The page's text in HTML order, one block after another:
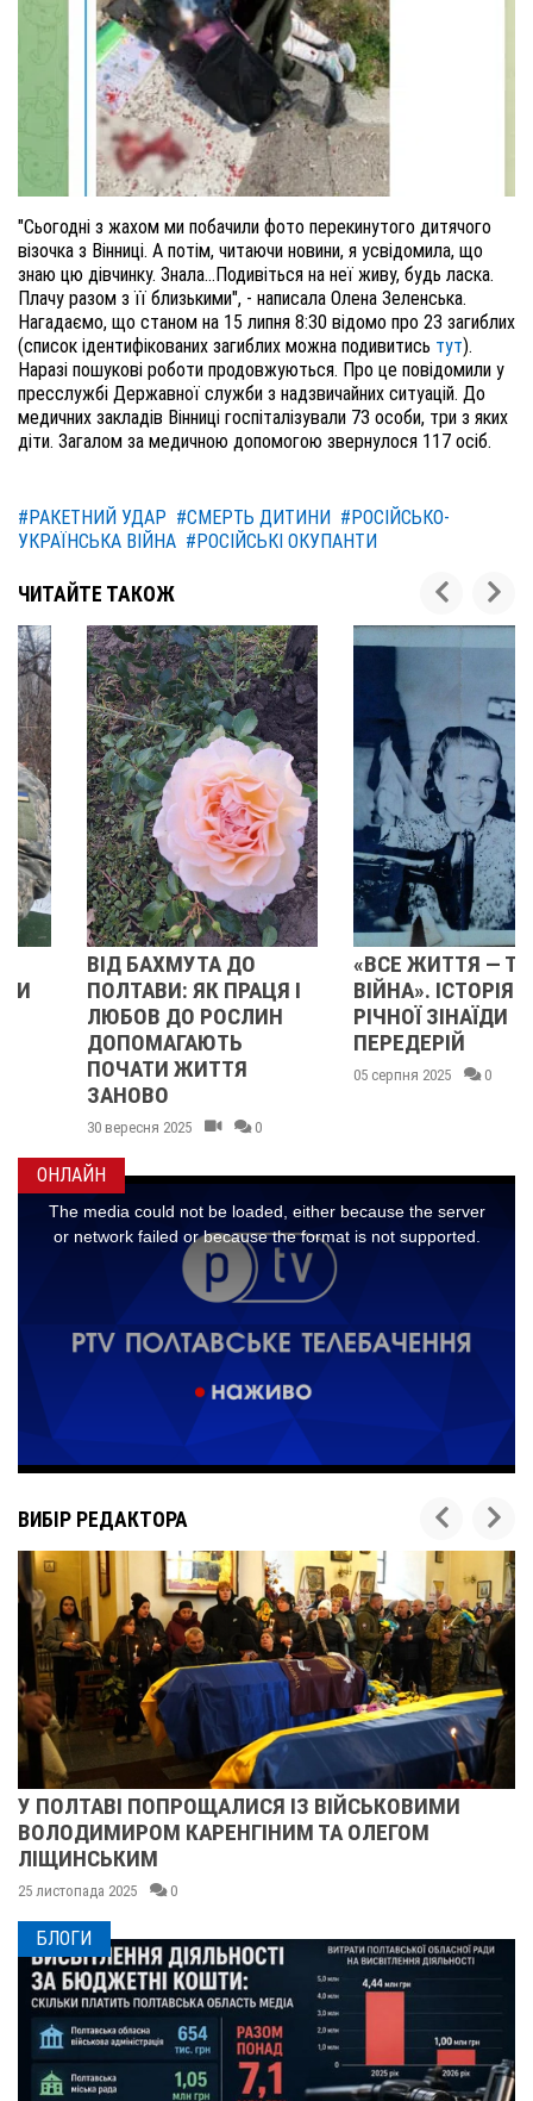
"Сьогодні з жахом ми побачили фото перекинутого дитячого
візочка з Вінниці. А потім, читаючи новини, я усвідомила, що
знаю цю дівчинку. Знала…Подивіться на неї живу, будь ласка.
Плачу разом з її близькими", - написала Олена Зеленська.
Нагадаємо, що станом на 15 липня 8:30 відомо про 23 загиблих
(список ідентифікованих загиблих можна подивитись тут).
Наразі пошукові роботи продовжуються. Про це повідомили у
пресслужбі Державної служби з надзвичайних ситуацій. До
медичних закладів Вінниці госпіталізували 73 особи, три з яких
діти. Загалом за медичною допомогою звернулося 117 осіб.
#РАКЕТНИЙ УДАР #СМЕРТЬ ДИТИНИ #РОСІЙСЬКО-
УКРАЇНСЬКА ВІЙНА #РОСІЙСЬКІ ОКУПАНТИ
ЧИТАЙТЕ ТАКОЖ
ВІД БАХМУТА ДО
ПОЛТАВИ: ЯК ПРАЦЯ І
ЛЮБОВ ДО РОСЛИН
ДОПОМАГАЮТЬ
ПОЧАТИ ЖИТТЯ
ЗАНОВО
30 вересня 2025 0
«ВСЕ ЖИТТЯ — ТО
ВІЙНА». ІСТОРІЯ 92-
РІЧНОЇ ЗІНАЇДИ
ПЕРЕДЕРІЙ
05 серпня 2025 0
ОНЛАЙН
ВИБІР РЕДАКТОРА
ПОПРОЩАЛИСЯ ІЗ ВІЙСЬКОВИМИ
КАРЕНГІНИМ ТА ОЛЕГОМ
2025 0
БЛОГИ